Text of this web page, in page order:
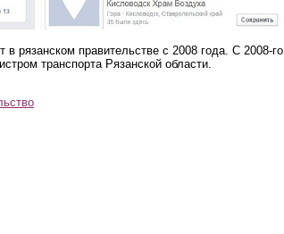
в рязанском правительстве с 2008 года. С 2008-го
транспорта Рязанской области.